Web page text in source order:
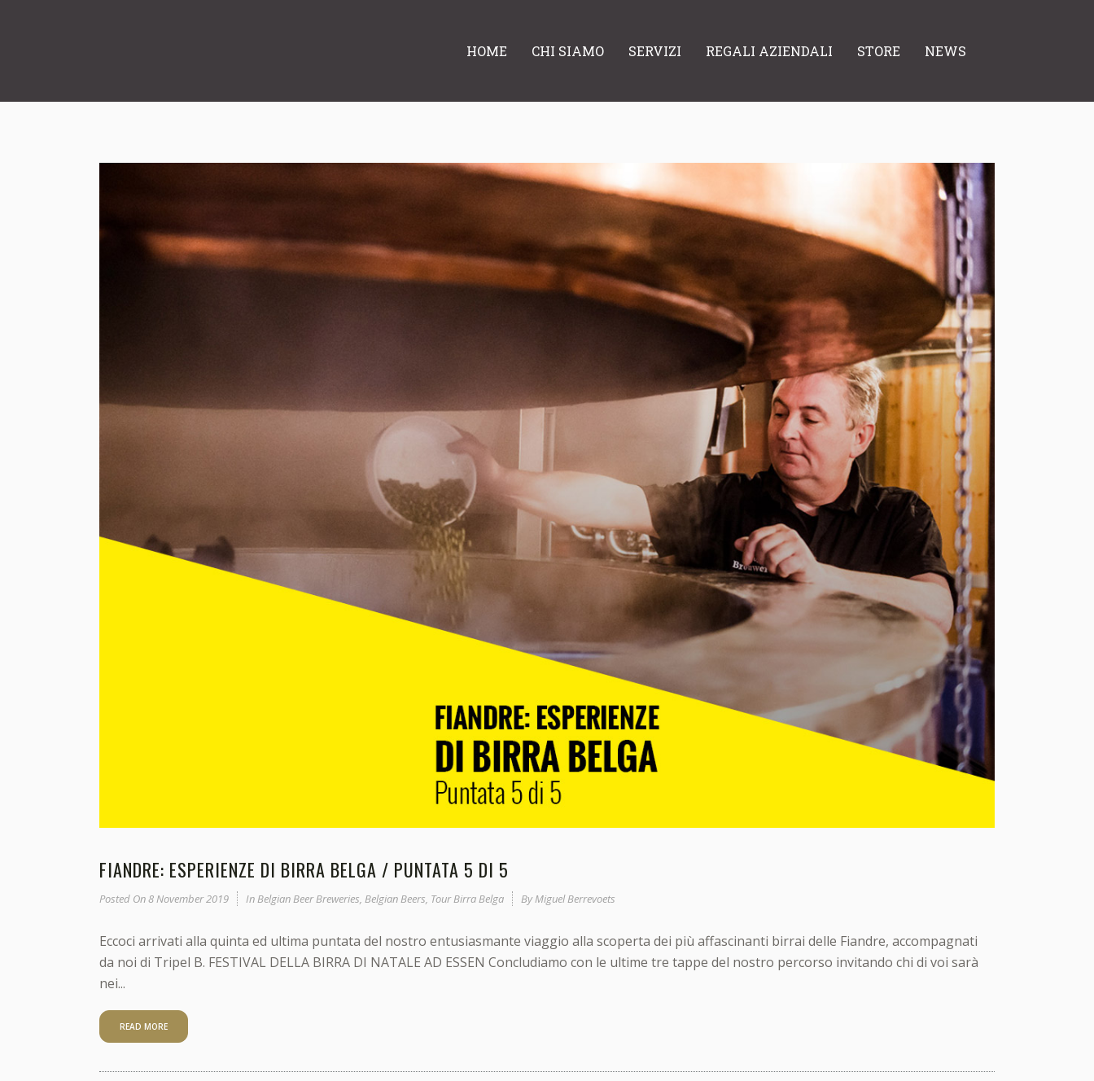
HOME CHI SIAMO SERVIZI REGALI AZIENDALI STORE NEWS
FIANDRE: ESPERIENZE DI BIRRA BELGA / PUNTATA 5 DI 5
Posted On8 November 2019 InBelgian Beer Breweries, Belgian Beers, Tour Birra Belga ByMiguel Berrevoets
Eccoci arrivati alla quinta ed ultima puntata del nostro entusiasmante viaggio alla scoperta dei più affascinanti birrai delle Fiandre, accompagnati
da noi di Tripel B. FESTIVAL DELLA BIRRA DI NATALE AD ESSEN Concludiamo con le ultime tre tappe del nostro percorso invitando chi di voi sarà
nei...
READ MORE